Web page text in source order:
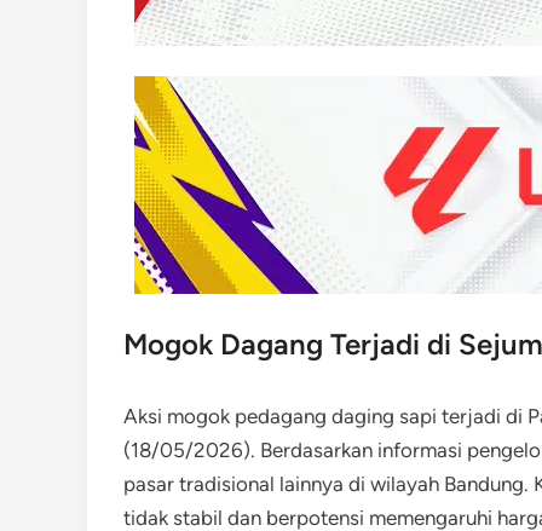
Mogok Dagang Terjadi di
Aksi mogok pedagang daging sapi terjadi di
(18/05/2026). Berdasarkan informasi
pasar tradisional lainnya di wilayah
tidak stabil dan berpotensi memengaruhi